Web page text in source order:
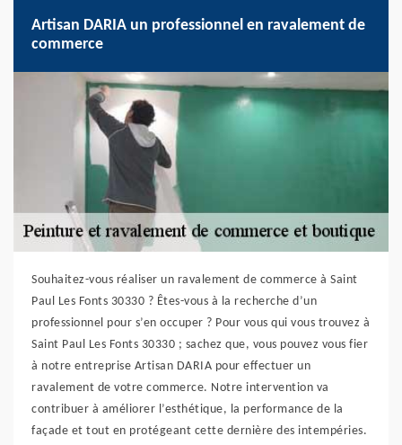
Artisan DARIA un professionnel en ravalement de
commerce
Souhaitez-vous réaliser un ravalement de commerce à Saint
Paul Les Fonts 30330 ? Êtes-vous à la recherche d’un
professionnel pour s’en occuper ? Pour vous qui vous trouvez à
Saint Paul Les Fonts 30330 ; sachez que, vous pouvez vous fier
à notre entreprise Artisan DARIA pour effectuer un
ravalement de votre commerce. Notre intervention va
contribuer à améliorer l’esthétique, la performance de la
façade et tout en protégeant cette dernière des intempéries.